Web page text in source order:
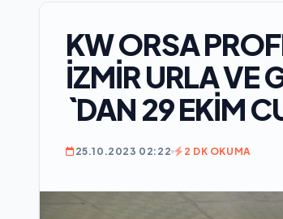
KW ORSA
İZMİR URLA VE
`DAN 29 EKİM
25.10.2023 02:22 2 DK OKUMA